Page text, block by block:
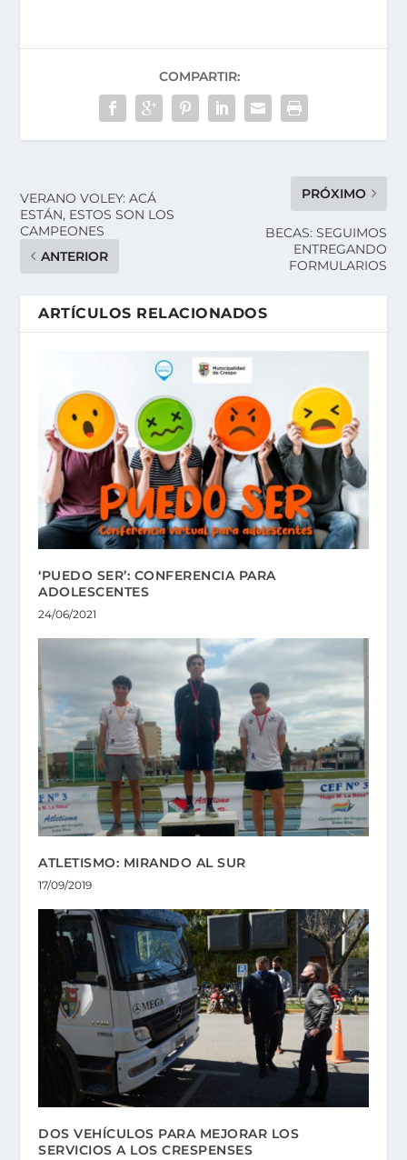
COMPARTIR:
VERANO VOLEY: ACÁ
ESTÁN, ESTOS SON LOS
CAMPEONES
ANTERIOR
PRÓXIMO
BECAS: SEGUIMOS
ENTREGANDO
FORMULARIOS
ARTÍCULOS RELACIONADOS
‘PUEDO SER’: CONFERENCIA PARA
ADOLESCENTES
24/06/2021
ATLETISMO: MIRANDO AL SUR
17/09/2019
DOS VEHÍCULOS PARA MEJORAR LOS
SERVICIOS A LOS CRESPENSES